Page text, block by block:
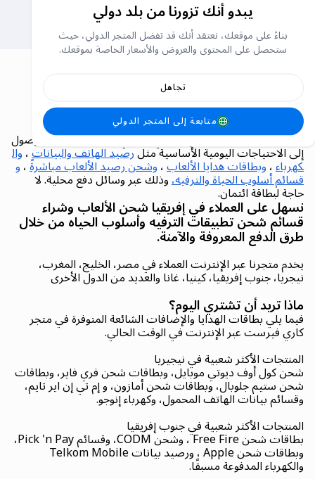
بطاقات الشحن بطاقات الشحن
كاري فيرست (Carry1st).. المتجر
الإلكتروني الرائد في إفريقيا
متجر Carry1st هو متجر إلكتروني أفريقي رائد يوفر سهولة الوصول
إلى الاحتياجات اليومية الأساسية مثلرصيد الهاتف والبيانات،وال
كهرباء،وبطاقات هدايا الألعاب،وشحن رصيد الألعاب مباشرةً،و
قسائم أسلوب الحياة والترفيه،وذلك عبر وسائل دفع محلية. لا
حاجة لبطاقة ائتمان.
نسهل على العملاء في إفريقيا شحن الألعاب وشراء
قسائم شحن تطبيقات الترفيه وأسلوب الحياه من خلال
طرق الدفع المعروفة والآمنة.
يخدم متجرنا عبر الإنترنت العملاء في مصر، الخليج، المغرب،
نيجريا، جنوب إفريقيا، كينيا، غانا والعديد من الدول الأخرى
ماذا تريد أن تشتري اليوم؟
فيما يلي بطاقات الهدايا والإضافات الشائعة المتوفرة في متجر
كاري فيرست عبر الإنترنت في الوقت الحالي.
المنتجات الأكثر شعبية في نيجيريا
شحن كول أوف ديوتي موبايل، وبطاقات شحن فري فاير، وبطاقات
شحن ستيم جلوبال، وبطاقات شحن أمازون، و إم تي إن اير تايم،
وقسائم بيانات الهاتف المحمول، وكهرباء إنوجو.
المنتجات الأكثر شعبية في جنوب إفريقيا
بطاقات شحن Free Fire ، وشحن CODM، وقسائم Pick 'n Pay،
وبطاقات شحن Apple ، ورصيد بيانات Telkom Mobile
والكهرباء المدفوعة مسبقًا.
يبدو أنك تزورنا من بلد دولي
بناءً على موقعك، نعتقد أنك قد تفضل المتجر الدولي، حيث
ستحصل على المحتوى والعروض والأسعار الخاصة بموقعك.
تجاهل
متابعة إلى المتجر الدولي